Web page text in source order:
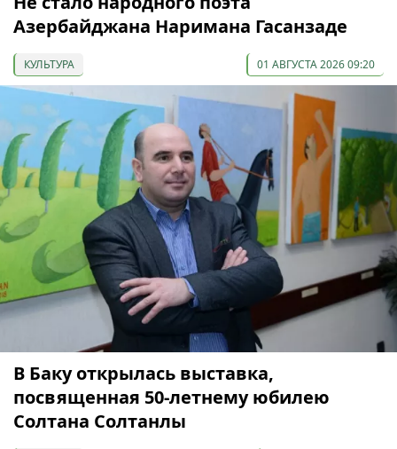
Азербайджана Наримана Гасанзаде
КУЛЬТУРА 01 АВГУСТА 2026 09:20
В Баку открылась выставка,
посвященная 50-летнему юбилею
Солтана Солтанлы